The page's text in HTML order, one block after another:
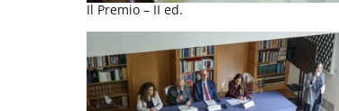
Il Premio – II ed.